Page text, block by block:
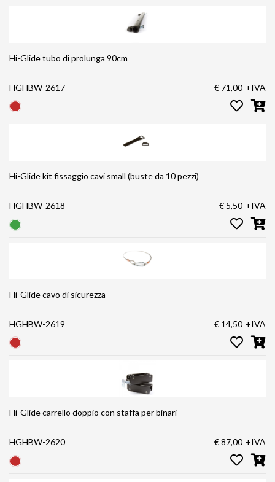
Hi-Glide tubo di prolunga 90cm
HGHBW-2617 € 71,00 +IVA
Hi-Glide kit fissaggio cavi small (buste da 10 pezzi)
HGHBW-2618 € 5,50 +IVA
Hi-Glide cavo di sicurezza
HGHBW-2619 € 14,50 +IVA
Hi-Glide carrello doppio con staffa per binari
HGHBW-2620 € 87,00 +IVA